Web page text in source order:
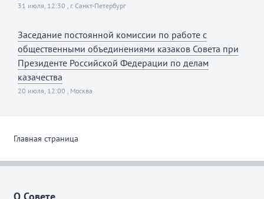
31 июля, 12:30 , г. Санкт-Петербург
Заседание постоянной комиссии по работе с
общественными объединениями казаков Совета при
Президенте Российской Федерации по делам
казачества
20 июля, 12:00 , Москва
Главная страница